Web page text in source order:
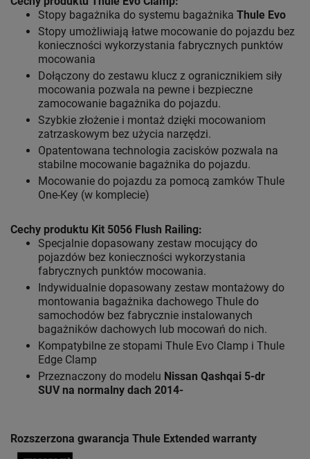
Stopy bagażnika do systemu bagażnika Thule Evo
Stopy umożliwiają łatwe mocowanie do pojazdu bez
konieczności wykorzystania fabrycznych punktów
mocowania
Dołączony do zestawu klucz z ogranicznikiem siły
mocowania pozwala na pewne i bezpieczne
zamocowanie bagażnika do pojazdu.
Szybkie złożenie i montaż dzięki mocowaniom
zatrzaskowym bez użycia narzędzi.
Opatentowana technologia zacisków pozwala na
stabilne mocowanie bagażnika do pojazdu.
Mocowanie do pojazdu za pomocą zamków Thule
One-Key (w komplecie)
Cechy produktu Kit 5056 Flush Railing:
Specjalnie dopasowany zestaw mocujący do
pojazdów bez konieczności wykorzystania
fabrycznych punktów mocowania.
Indywidualnie dopasowany zestaw montażowy do
montowania bagażnika dachowego Thule do
samochodów bez fabrycznie instalowanych
bagażników dachowych lub mocowań do nich.
Kompatybilne ze stopami Thule Evo Clamp i Thule
Edge Clamp
Przeznaczony do modelu Nissan Qashqai 5-dr
SUV na normalny dach 2014-
Rozszerzona gwarancja Thule Extended warranty